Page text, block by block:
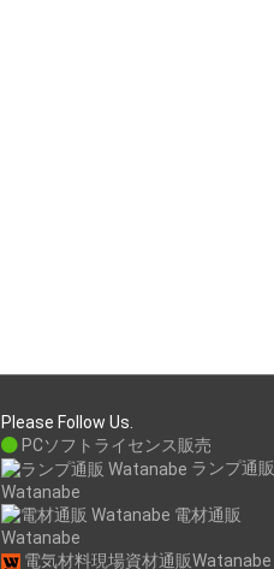
Please Follow Us.
PCソフトライセンス販売
ランプ通販
Watanabe
電材通販
Watanabe
電気材料現場資材通販Watanabe